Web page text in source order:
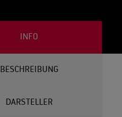
INFO
BESCHREIBUNG
DARSTELLER